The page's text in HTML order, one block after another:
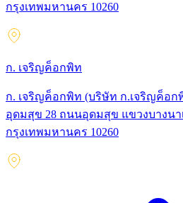
กรุงเทพมหานคร 10260
ก. เจริญค็อกพิท
ก. เจริญค็อกพิท (บริษัท ก.เจริญค็อก
อุดมสุข 28 ถนนอุดมสุข แขวงบางนา
กรุงเทพมหานคร 10260